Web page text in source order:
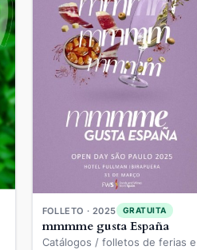
FOLLETO · 2025 GRATUITA
mmmme gusta España
Catálogos / folletos de ferias e